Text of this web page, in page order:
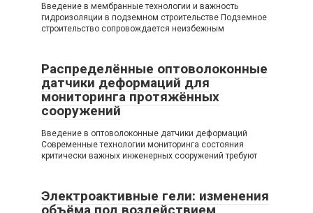
Введение в мембранные технологии и важность
гидроизоляции в подземном строительстве Подземное
строительство сопровождается неизбежным
Распределённые оптоволоконные
датчики деформаций для
мониторинга протяжённых
сооружений
Введение в оптоволоконные датчики деформаций
Современные технологии мониторинга состояния
критически важных инженерных сооружений требуют
Электроактивные гели: изменения